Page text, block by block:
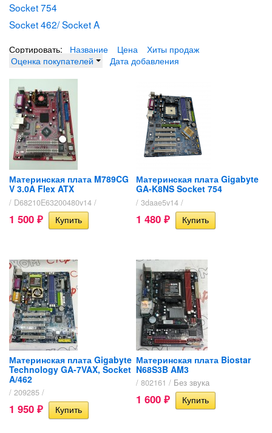
Socket 754
Socket 462/ Socket A
Сортировать: Название Цена
Хиты продаж
Оценка покупателей
Дата добавления
Материнская плата M789CG
V 3.0A Flex ATX
/ D68210E63200480v14 /
1 500 ₽
Материнская плата Gigabyte
GA-K8NS Socket 754
/ 3daae5v14 /
1 480 ₽
Материнская плата Gigabyte
Technology GA-7VAX, Socket
A/462
/ 209285 /
1 950 ₽
Материнская плата Biostar
N68S3B AM3
/ 802161 / Без звука
1 600 ₽